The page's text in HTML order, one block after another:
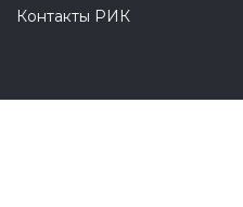
Контакты РИК